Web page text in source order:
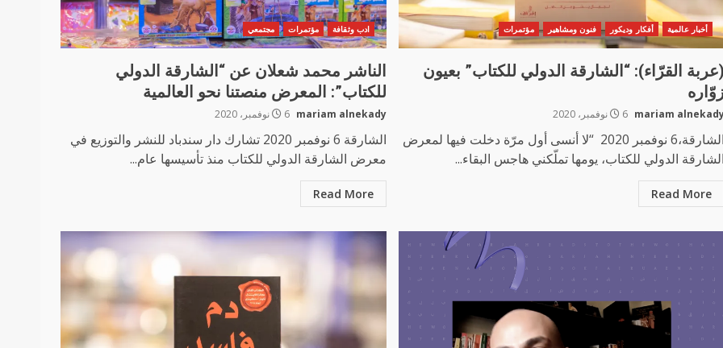
أخبار عالمية أفكار وديكور فنون ومشاهير مؤتمرات
(عربة القرّاء): “الشارقة الدولي للكتاب” بعيون
mariam 6 نوفمبر، 2020
الشارقة،6 نوفمبر 2020 “لا أنسى أول مرّة دخلت فيها لمعرض
الشارقة الدولي للكتاب، يومها تملّكني هاجس البقاء...
Read More
ادب وثقافة مؤتمرات مجتمعي
الناشر محمد شعلان عن “الشارقة الدولي
للكتاب”: المعرض منصتنا نحو العالمية
mariam alnekady 6 نوفمبر، 2020
الشارقة 6 نوفمبر 2020 تشارك دار سندباد للنشر والتوزيع في
معرض الشارقة الدولي للكتاب منذ تأسيسها عام...
Read More